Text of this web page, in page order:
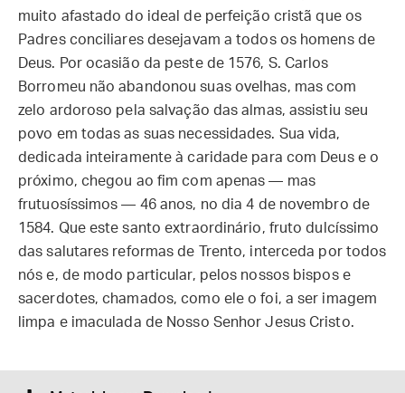
muito afastado do ideal de perfeição cristã que os
Padres conciliares desejavam a todos os homens de
Deus. Por ocasião da peste de 1576, S. Carlos
Borromeu não abandonou suas ovelhas, mas com
zelo ardoroso pela salvação das almas, assistiu seu
povo em todas as suas necessidades. Sua vida,
dedicada inteiramente à caridade para com Deus e o
próximo, chegou ao fim com apenas — mas
frutuosíssimos — 46 anos, no dia 4 de novembro de
1584. Que este santo extraordinário, fruto dulcíssimo
das salutares reformas de Trento, interceda por todos
nós e, de modo particular, pelos nossos bispos e
sacerdotes, chamados, como ele o foi, a ser imagem
limpa e imaculada de Nosso Senhor Jesus Cristo.